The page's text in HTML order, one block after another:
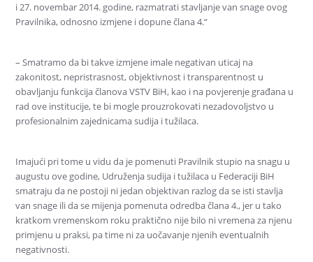
i 27. novembar 2014. godine, razmatrati stavljanje van snage ovog
Pravilnika, odnosno izmjene i dopune člana 4.“
– Smatramo da bi takve izmjene imale negativan uticaj na
zakonitost, nepristrasnost, objektivnost i transparentnost u
obavljanju funkcija članova VSTV BiH, kao i na povjerenje građana u
rad ove institucije, te bi mogle prouzrokovati nezadovoljstvo u
profesionalnim zajednicama sudija i tužilaca.
Imajući pri tome u vidu da je pomenuti Pravilnik stupio na snagu u
augustu ove godine, Udruženja sudija i tužilaca u Federaciji BiH
smatraju da ne postoji ni jedan objektivan razlog da se isti stavlja
van snage ili da se mijenja pomenuta odredba člana 4., jer u tako
kratkom vremenskom roku praktično nije bilo ni vremena za njenu
primjenu u praksi, pa time ni za uočavanje njenih eventualnih
negativnosti.